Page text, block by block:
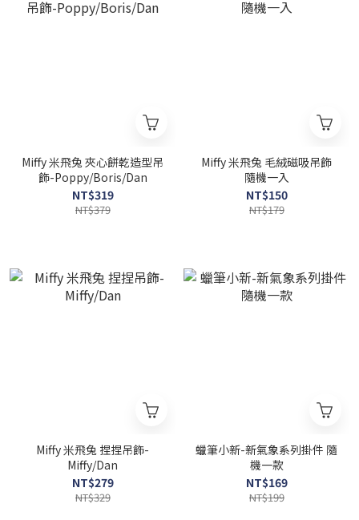
Miffy 米飛兔 夾心餅乾造型吊
飾-Poppy/Boris/Dan
NT$319
NT$379
Miffy 米飛兔 毛絨磁吸吊飾
隨機一入
NT$150
NT$179
Miffy 米飛兔 捏捏吊飾-
Miffy/Dan
NT$279
NT$329
蠟筆小新-新氣象系列掛件 隨
機一款
NT$169
NT$199